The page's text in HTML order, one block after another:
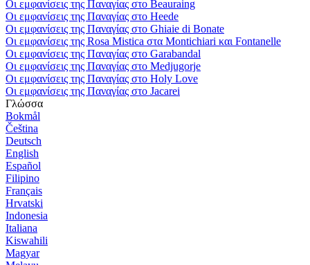
Οι εμφανίσεις της Παναγίας στο Beauraing
Οι εμφανίσεις της Παναγίας στο Heede
Οι εμφανίσεις της Παναγίας στο Ghiaie di Bonate
Οι εμφανίσεις της Rosa Mistica στα Montichiari και Fontanelle
Οι εμφανίσεις της Παναγίας στο Garabandal
Οι εμφανίσεις της Παναγίας στο Medjugorje
Οι εμφανίσεις της Παναγίας στο Holy Love
Οι εμφανίσεις της Παναγίας στο Jacarei
Γλώσσα
Bokmål
Čeština
Deutsch
English
Español
Filipino
Français
Hrvatski
Indonesia
Italiana
Kiswahili
Magyar